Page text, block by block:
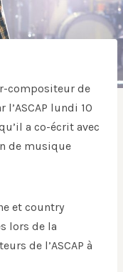
compositeur de
lundi 10
a co-écrit avec
de musique
et country
lors de la
de l’ASCAP à